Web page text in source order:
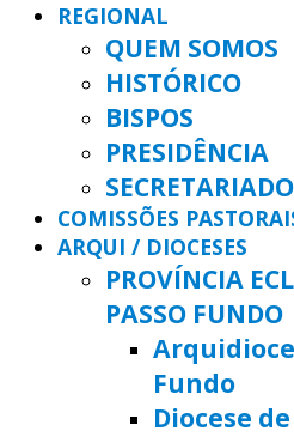
REGIONAL
QUEM SOMOS
HISTÓRICO
BISPOS
PRESIDÊNCIA
COMISSÕES
ARQUI / DIOCESES
PROVÍNCIA
PASSO FUNDO
Fundo
Diocese